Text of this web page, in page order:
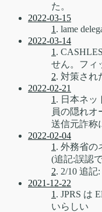
た。
2022-03-15
1 . lame
2022-03-14
1 .
せん。フィ
2. 対策され
2022-02-21
1 . 日本ネッ
員の隠れオ
送信元詐称
2022-02-04
1 . 外務省の
(追記:誤認
2. 2/10 追記
2021-12-22
1 . JPRS は
いらしい